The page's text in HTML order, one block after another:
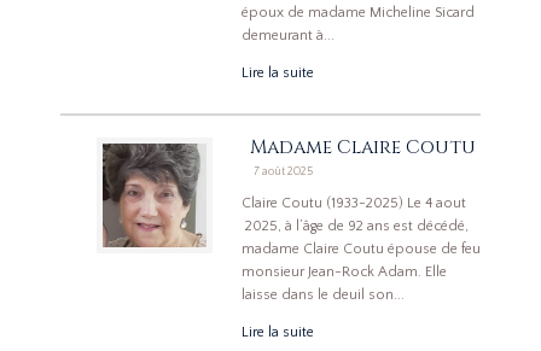
époux de madame Micheline Sicard
demeurant à...
Lire la suite
Madame Claire Coutu
7 août 2025
Claire Coutu (1933-2025) Le 4 aout
2025, à l’âge de 92 ans est décédé,
madame Claire Coutu épouse de feu
monsieur Jean-Rock Adam. Elle
laisse dans le deuil son...
Lire la suite